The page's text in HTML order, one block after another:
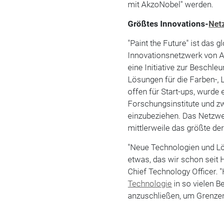
mit AkzoNobel" werden.
Größtes Innovations-
"Paint the Future" ist das
Innovationsnetzwerk von
eine Initiative zur
Lösungen für die Farben-,
offen für Start-ups, wurde
Forschungsinstitute und
einzubeziehen. Das
mittlerweile das größte
"Neue Technologien und
etwas, das wir schon seit
Chief Technology Officer.
Technologie in so vielen
anzuschließen, um